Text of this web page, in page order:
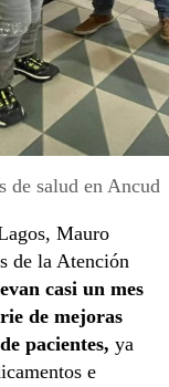
de salud en Ancud
Mauro
de la Atención
casi un mes
de mejoras
pacientes, ya
e